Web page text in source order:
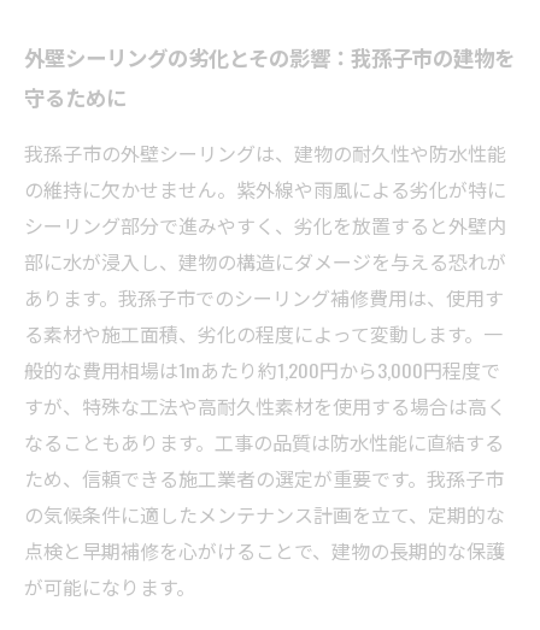
外壁シーリングの劣化とその影響：我孫子市の建物を
守るために
我孫子市の外壁シーリングは、建物の耐久性や防水性能
の維持に欠かせません。紫外線や雨風による劣化が特に
シーリング部分で進みやすく、劣化を放置すると外壁内
部に水が浸入し、建物の構造にダメージを与える恐れが
あります。我孫子市でのシーリング補修費用は、使用す
る素材や施工面積、劣化の程度によって変動します。一
般的な費用相場は1mあたり約1,200円から3,000円程度で
すが、特殊な工法や高耐久性素材を使用する場合は高く
なることもあります。工事の品質は防水性能に直結する
ため、信頼できる施工業者の選定が重要です。我孫子市
の気候条件に適したメンテナンス計画を立て、定期的な
点検と早期補修を心がけることで、建物の長期的な保護
が可能になります。